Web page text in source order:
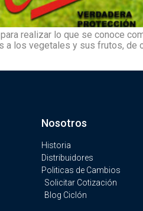
realizar lo que se conoce
los vegetales y sus frutos,
Nosotros
Historia
Distribuidores
Politicas de Cambios
Solicitar Cotización
Blog Ciclón